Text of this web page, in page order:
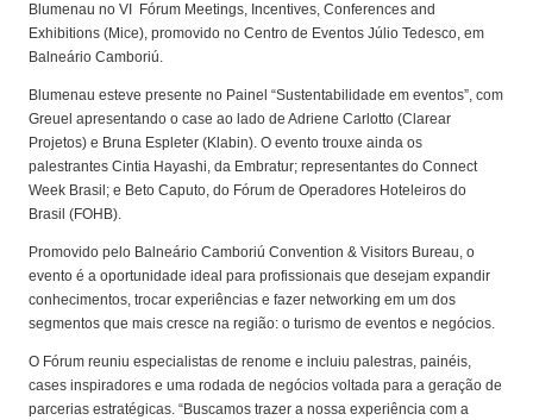
Blumenau no VI Fórum Meetings, Incentives, Conferences and
Exhibitions (Mice), promovido no Centro de Eventos Júlio Tedesco, em
Balneário Camboriú.
Blumenau esteve presente no Painel “Sustentabilidade em eventos”, com
Greuel apresentando o case ao lado de Adriene Carlotto (Clarear
Projetos) e Bruna Espleter (Klabin). O evento trouxe ainda os
palestrantes Cintia Hayashi, da Embratur; representantes do Connect
Week Brasil; e Beto Caputo, do Fórum de Operadores Hoteleiros do
Brasil (FOHB).
Promovido pelo Balneário Camboriú Convention & Visitors Bureau, o
evento é a oportunidade ideal para profissionais que desejam expandir
conhecimentos, trocar experiências e fazer networking em um dos
segmentos que mais cresce na região: o turismo de eventos e negócios.
O Fórum reuniu especialistas de renome e incluiu palestras, painéis,
cases inspiradores e uma rodada de negócios voltada para a geração de
parcerias estratégicas. “Buscamos trazer a nossa experiência com a